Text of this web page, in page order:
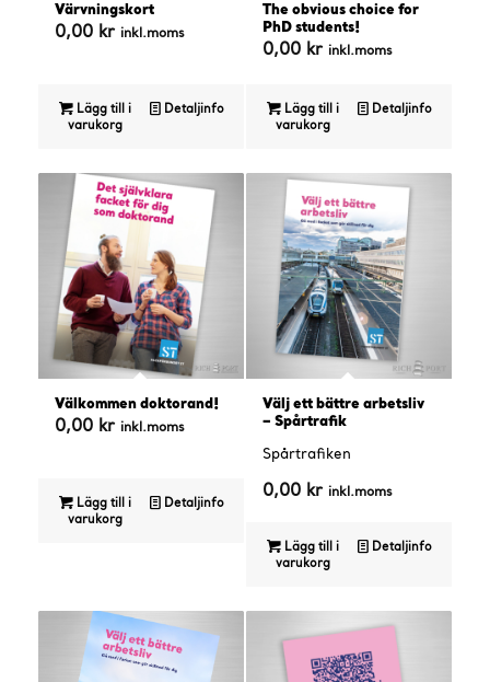
Värvningskort
0,00 kr inkl.moms
Lägg till i
varukorg
Detaljinfo
The obvious choice for
PhD students!
0,00 kr inkl.moms
Lägg till i
varukorg
Detaljinfo
Välkommen doktorand!
0,00 kr inkl.moms
Lägg till i
varukorg
Detaljinfo
Välj ett bättre arbetsliv
– Spårtrafik
Spårtrafiken
0,00 kr inkl.moms
Lägg till i
varukorg
Detaljinfo